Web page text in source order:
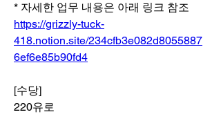
* 자세한 업무 내용은 아래 링크 참조
https://grizzly-tuck-
418.notion.site/234cfb3e082d8055887
6ef6e85b90fd4
[수당]
220유로